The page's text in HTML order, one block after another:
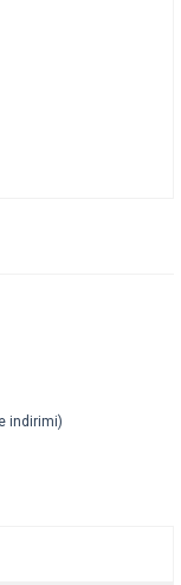
indirimi)